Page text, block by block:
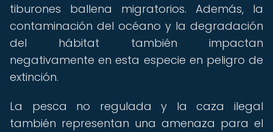
tiburones ballena migratorios. Además, la
contaminación del océano y la degradación
del hábitat también impactan
negativamente en esta especie en peligro de
extinción.
La pesca no regulada y la caza ilegal
también representan una amenaza para el